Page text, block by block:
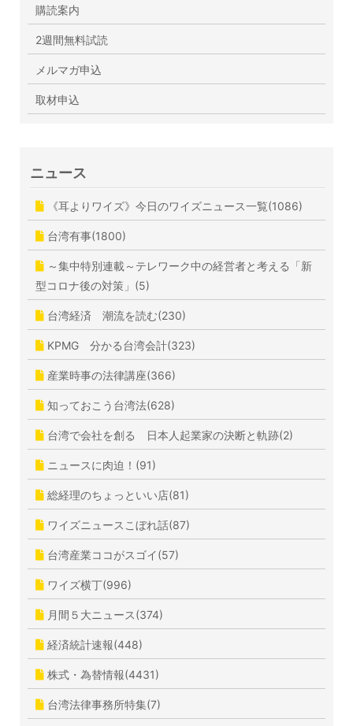
購読案内
2週間無料試読
メルマガ申込
取材申込
ニュース
《耳よりワイズ》今日のワイズニュース一覧(1086)
台湾有事(1800)
～集中特別連載～テレワーク中の経営者と考える「新
型コロナ後の対策」(5)
台湾経済 潮流を読む(230)
KPMG 分かる台湾会計(323)
産業時事の法律講座(366)
知っておこう台湾法(628)
台湾で会社を創る 日本人起業家の決断と軌跡(2)
ニュースに肉迫！(91)
総経理のちょっといい店(81)
ワイズニュースこぼれ話(87)
台湾産業ココがスゴイ(57)
ワイズ横丁(996)
月間５大ニュース(374)
経済統計速報(448)
株式・為替情報(4431)
台湾法律事務所特集(7)